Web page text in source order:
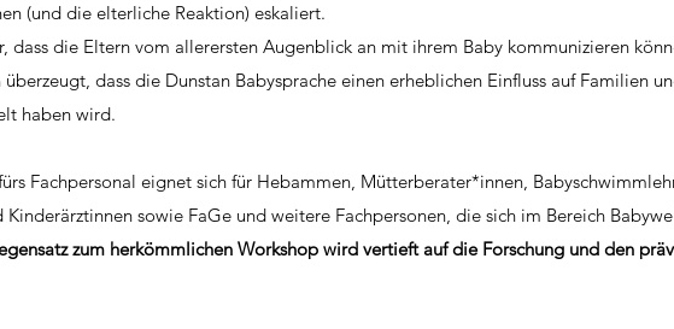
(und die elterliche Reaktion) eskaliert.
dass die Eltern vom allerersten Augenblick an mit ihrem Baby kommunizieren
überzeugt, dass die Dunstan Babysprache einen erheblichen Einfluss auf Familien
haben wird.
Fachpersonal eignet sich für Hebammen, Mütterberater*innen,
Kinderärztinnen sowie FaGe und weitere Fachpersonen, die sich im Bereich
zum herkömmlichen Workshop wird vertieft auf die Forschung und den